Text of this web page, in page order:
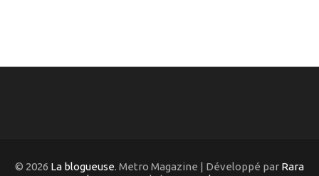
© 2026 La blogueuse. Metro Magazine | Développé par Rara